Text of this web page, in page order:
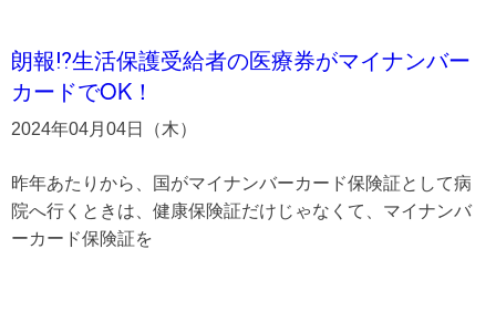
朗報⁉生活保護受給者の医療券がマイナンバー
カードでOK！
2024年04月04日（木）
昨年あたりから、国がマイナンバーカード保険証として病
院へ行くときは、健康保険証だけじゃなくて、マイナンバ
ーカード保険証を